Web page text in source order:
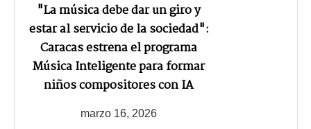
"La música debe dar un giro y
estar al servicio de la sociedad":
Caracas estrena el programa
Música Inteligente para formar
niños compositores con IA
marzo 16, 2026